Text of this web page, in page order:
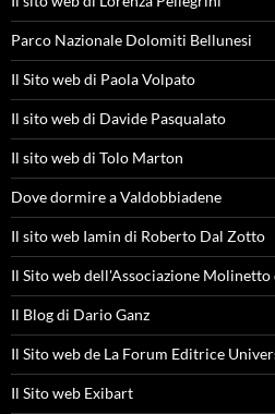
Parco Nazionale Dolomiti Bellunesi
Il Sito web di Paola Volpato
Il sito web di Davide Pasqualato
Il sito web di Tolo Marton
Dove dormire a Valdobbiadene
Il sito web Iamin di Roberto Dal Zotto
Il Sito web dell'Associazione Molinetto
Il Blog di Dario Ganz
Il Sito web de La Forum Editrice
Il Sito web Exibart